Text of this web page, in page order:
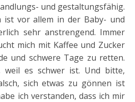
und gestaltungsfähig.
ist vor allem in der Baby- und
sehr anstrengend. Immer
mich mit Kaffee und Zucker
und schwere Tage zu retten.
weil es schwer ist. Und bitte,
sich etwas zu gönnen ist
ich verstanden, dass ich mir